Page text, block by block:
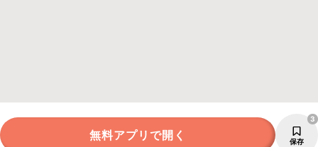
無料アプリで開く 保存
3